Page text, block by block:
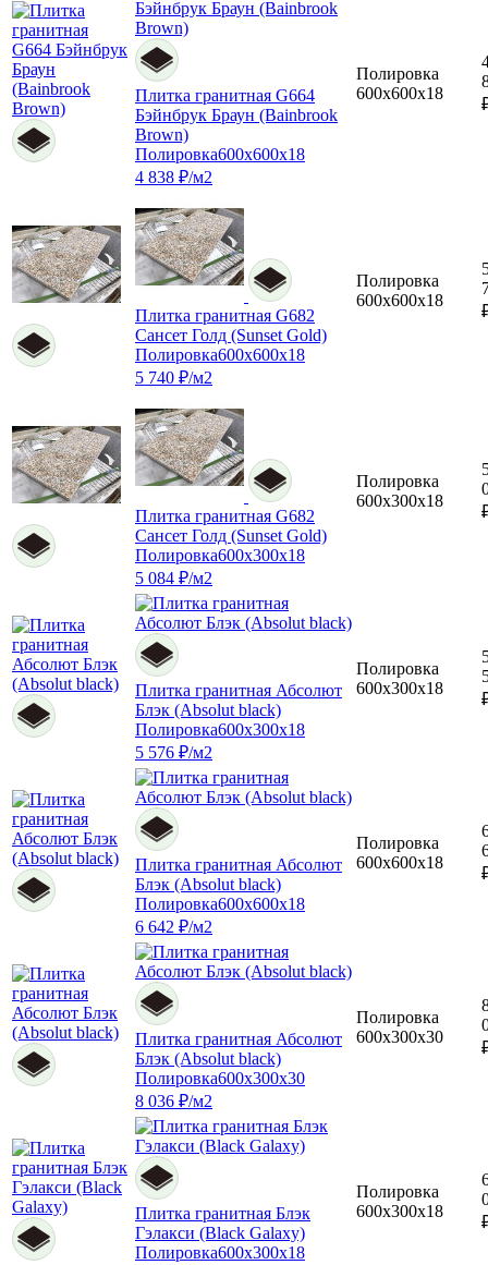
Плитка гранитная G664
Бэйнбрук Браун (Bainbrook
Brown)
Полировка600x600x18
4 838 ₽/м2
Полировка
600x600x18
Плитка гранитная G682
Сансет Голд (Sunset Gold)
Полировка600x600x18
5 740 ₽/м2
Полировка
600x600x18
Плитка гранитная G682
Сансет Голд (Sunset Gold)
Полировка600x300x18
5 084 ₽/м2
Полировка
600x300x18
Плитка гранитная Абсолют
Блэк (Absolut black)
Полировка600x300x18
5 576 ₽/м2
Полировка
600x300x18
Плитка гранитная Абсолют
Блэк (Absolut black)
Полировка600x600x18
6 642 ₽/м2
Полировка
600x600x18
Плитка гранитная Абсолют
Блэк (Absolut black)
Полировка600x300x30
8 036 ₽/м2
Полировка
600x300x30
Плитка гранитная Блэк
Гэлакси (Black Galaxy)
Полировка600x300x18
Полировка
600x300x18